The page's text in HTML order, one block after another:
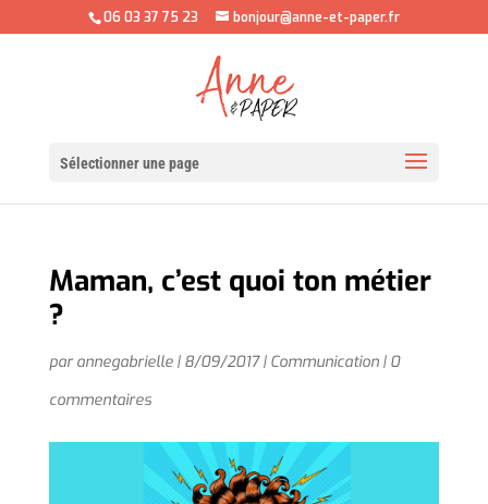
06 03 37 75 23 bonjour@anne-et-paper.fr
Sélectionner une page
Maman, c’est quoi ton métier
?
par annegabrielle| 8/09/2017| Communication| 0
commentaires